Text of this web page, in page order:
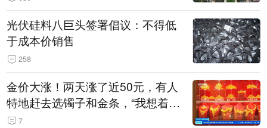
光伏硅料八巨头签署倡议：不得低
于成本价销售
258
金价大涨！两天涨了近50元，有人
特地赶去选镯子和金条，“我想着买
起来可以保值，小批量进一些货”
7